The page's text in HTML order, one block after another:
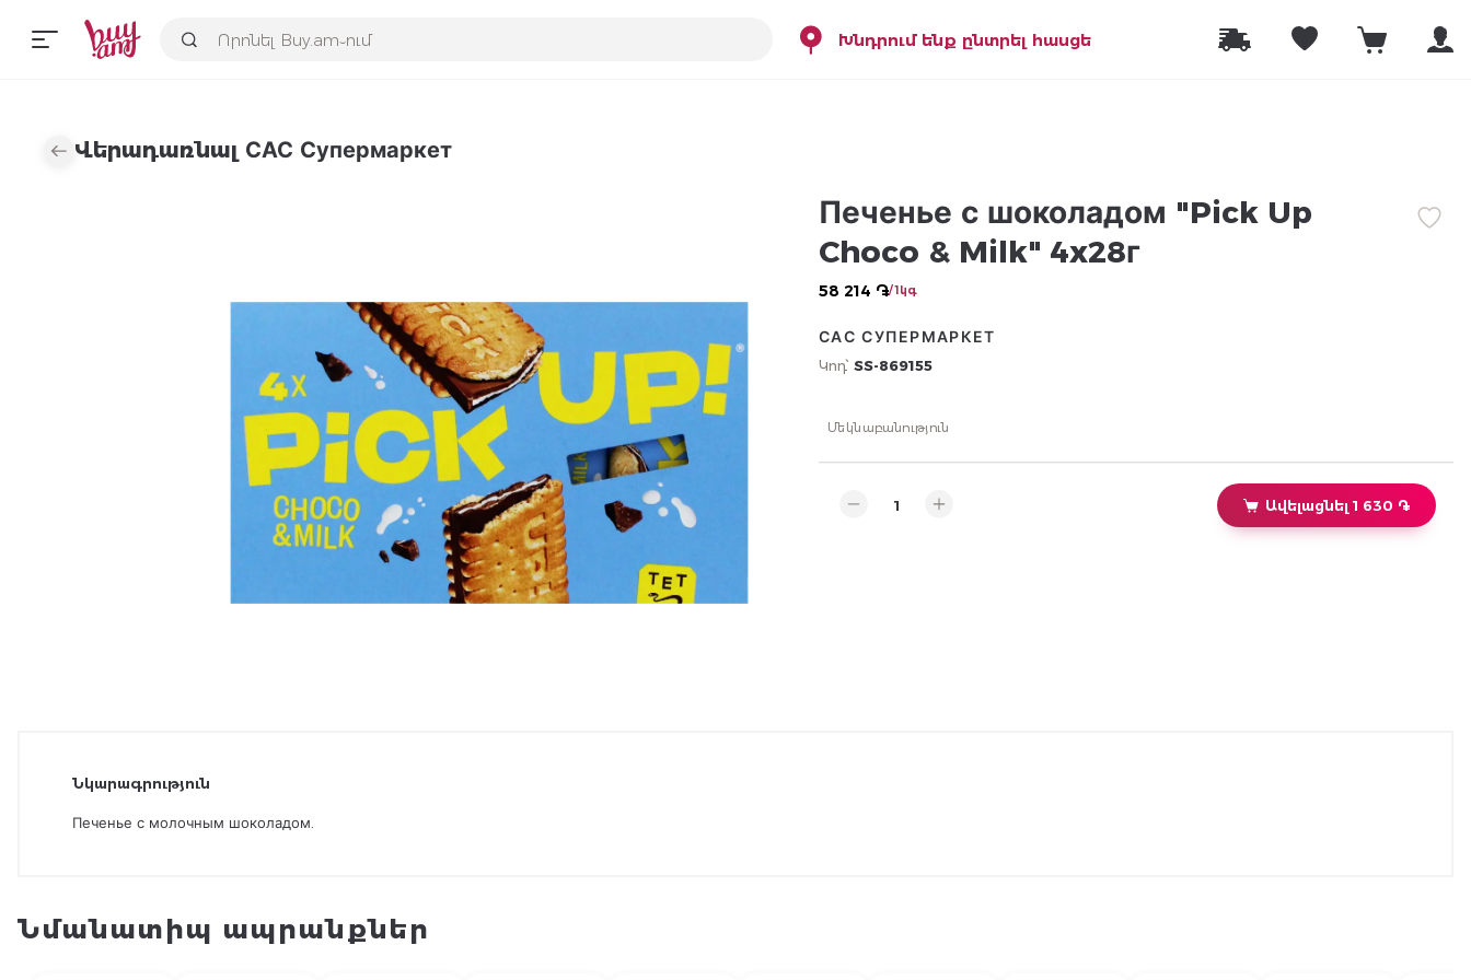
Խնդրում ենք ընտրել հասցե
Վերադառնալ САС Супермаркет
Печенье с шоколадом "Pick Up
Choco & Milk" 4x28г
58 214 ֏/ 1կգ
САС СУПЕРМАРКЕТ
Կոդ՝ SS-869155
Մեկնաբանություն
Ավելացնել 1 630 ֏
Նկարագրություն
Печенье с молочным шоколадом.
Նմանատիպ ապրանքներ